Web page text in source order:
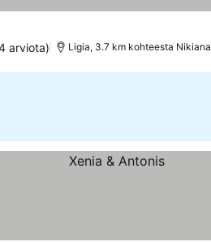
arviota) Ligia, 3.7 km kohteesta Nikiana